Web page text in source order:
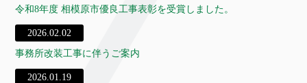
令和8年度 相模原市優良工事表彰を受賞しました。
2026.02.02
事務所改装工事に伴うご案内
2026.01.19